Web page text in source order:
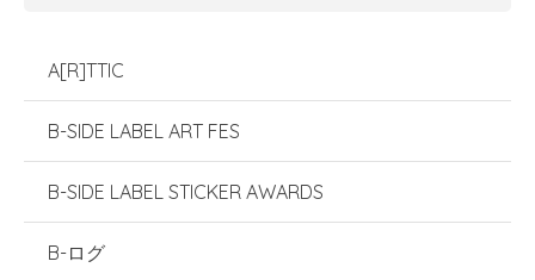
A[R]TTIC
B-SIDE LABEL ART FES
B-SIDE LABEL STICKER AWARDS
B-ログ